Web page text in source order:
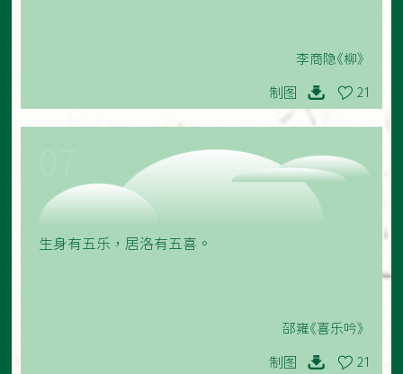
李商隐《柳》
制图 21
生身有五乐，居洛有五喜。
邵雍《喜乐吟》
制图 21